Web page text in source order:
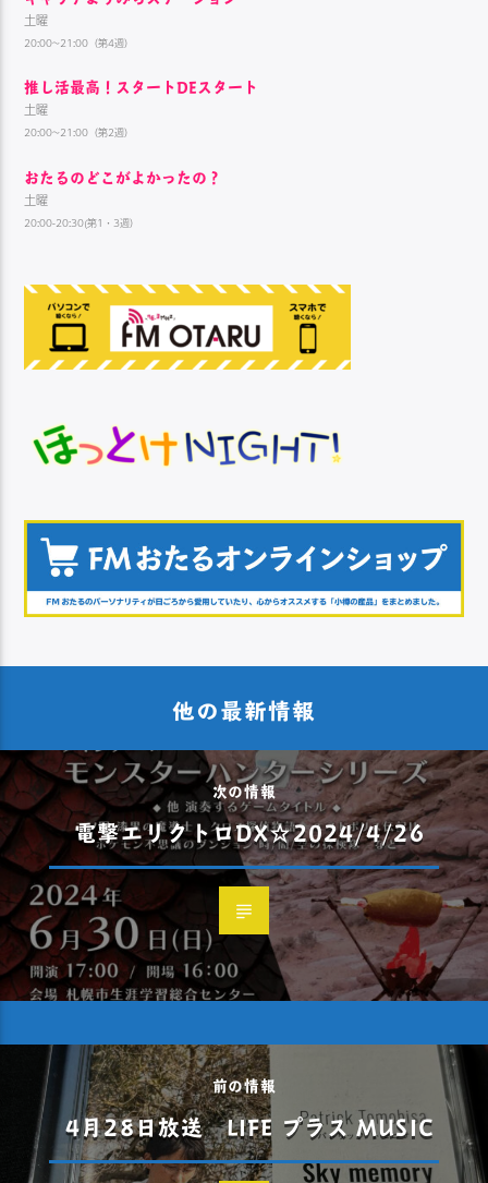
土曜
20:00~21:00（第4週）
推し活最高！スタートDEスタート
土曜
20:00~21:00（第2週）
おたるのどこがよかったの？
土曜
20:00-20:30(第1・3週）
他の最新情報
次の情報
電撃エリクトロDX☆2024/4/26
前の情報
4月28日放送 LIFE プラス MUSIC